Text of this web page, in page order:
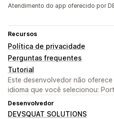
Atendimento do app oferecido por
Recursos
Política de privacidade
Perguntas frequentes
Tutorial
Este desenvolvedor não
idioma que você selecionou:
Desenvolvedor
DEVSQUAT SOLUTIONS